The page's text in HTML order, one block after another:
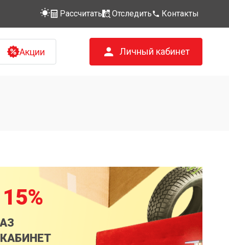
Рассчитать Отследить Контакты
Акции Личный кабинет